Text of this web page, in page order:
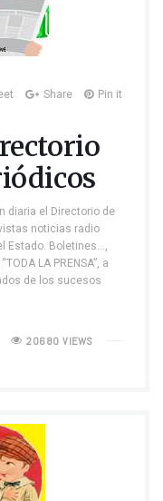
Share Pin it
diaria el Directorio de
noticias radio
Estado. Boletines…,
LA PRENSA”, a
de los sucesos
20680 VIEWS